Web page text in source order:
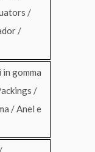
/
/
gomma
/
/ Anel e